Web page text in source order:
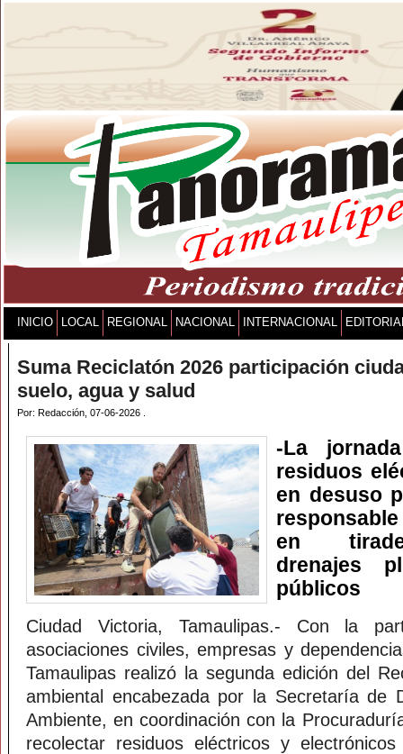
INICIO LOCAL REGIONAL NACIONAL INTERNACIONAL
Suma Reciclatón 2026 participación
suelo, agua y salud
Por: Redacción, 07-06-2026 .
-​La
residuos
en desuso
en
drenajes
públicos
Ciudad Victoria, Tamaulipas.- Con la
asociaciones civiles, empresas y
Tamaulipas realizó la segunda edición del
ambiental encabezada por la Secretaría de
Ambiente, en coordinación con la
recolectar residuos eléctricos y